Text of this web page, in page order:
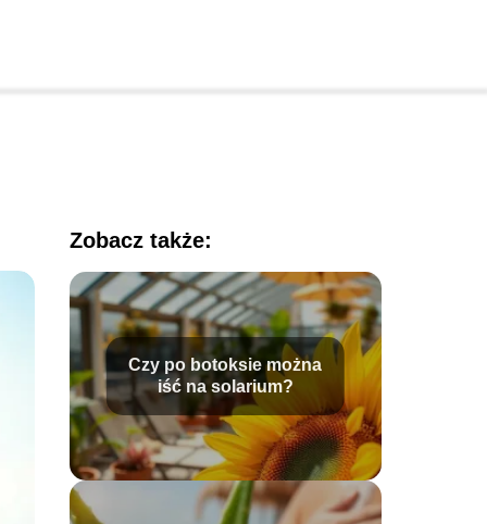
Zobacz także:
Czy po botoksie można
iść na solarium?